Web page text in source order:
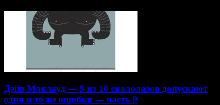
Дэйв Маклауд — 9 из 10 скалолазов допускают
одни и те же ошибки — часть 9